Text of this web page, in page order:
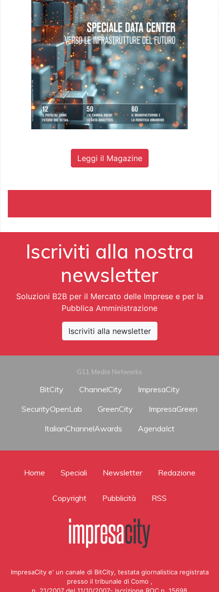
Leggi il Magazine
Iscriviti alla nostra
newsletter
Soluzioni B2B per il Mercato delle Imprese e per la
Pubblica Amministrazione
Iscriviti alla newsletter
G11 Media Networks
BitCity ChannelCity
ImpresaCity
SecurityOpenLab
GreenCity
ImpresaGreen
ItalianChannelAwards
AgendaIct
Home Speciali Newsletter Redazione
Copyright Pubblicità RSS
ImpresaCity e' un canale di BitCity, testata giornalistica registrata
presso il tribunale di Como ,
n. 21/2007 del 11/10/2007- Iscrizione ROC n. 15698